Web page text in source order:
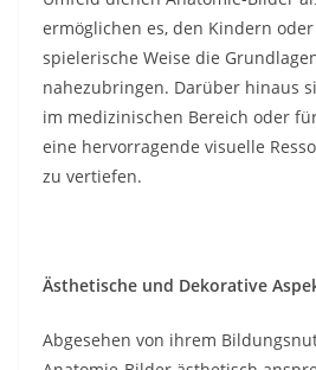
ermöglichen es, den Kindern
spielerische Weise die
nahezubringen. Darüber hinaus
im medizinischen Bereich oder
eine hervorragende visuelle
zu vertiefen.
Ästhetische und Dekorative
Abgesehen von ihrem